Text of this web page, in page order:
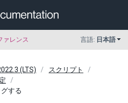
ァレンス 言語: 日本語
(LTS)
スクリプト
する